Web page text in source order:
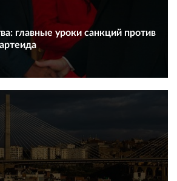
главные уроки санкций против